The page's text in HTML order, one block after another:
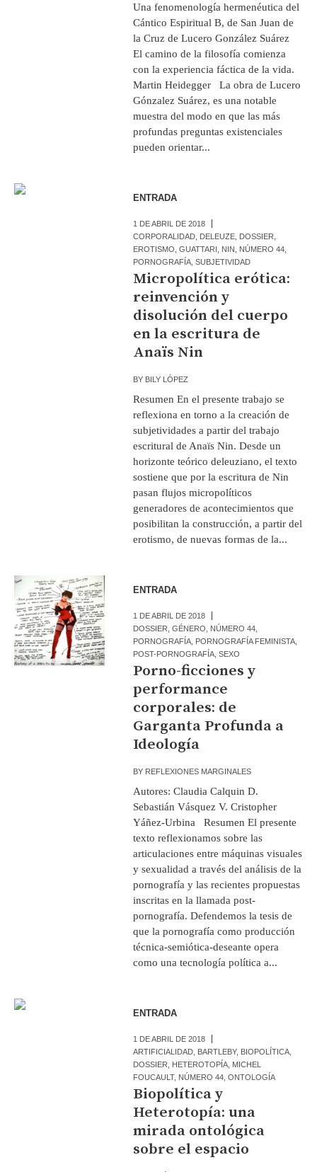
Una fenomenología hermenéutica del
Cántico Espiritual B, de San Juan de
la Cruz de Lucero González Suárez
El camino de la filosofía comienza
con la experiencia fáctica de la vida.
Martin Heidegger La obra de Lucero
Gónzalez Suárez, es una notable
muestra del modo en que las más
profundas preguntas existenciales
pueden orientar...
ENTRADA
1 DE ABRIL DE 2018
CORPORALIDAD DELEUZE DOSSIER
EROTISMO ,GUATTARI NIN NÚMERO 44
PORNOGRAFÍA ,SUBJETIVIDAD
Micropolítica erótica:
reinvención y
disolución del cuerpo
en la escritura de
Anaïs Nin
BY BILY LÓPEZ
Resumen En el presente trabajo se
reflexiona en torno a la creación de
subjetividades a partir del trabajo
escritural de Anaïs Nin. Desde un
horizonte teórico deleuziano, el texto
sostiene que por la escritura de Nin
pasan flujos micropolíticos
generadores de acontecimientos que
posibilitan la construcción, a partir del
erotismo, de nuevas formas de la...
ENTRADA
1 DE ABRIL DE 2018
DOSSIER ,GÉNERO NÚMERO 44
PORNOGRAFÍA PORNOGRAFÍA FEMINISTA
POST-PORNOGRAFÍA ,SEXO
Porno-ficciones y
performance
corporales: de
Garganta Profunda a
Ideología
BY REFLEXIONES MARGINALES
Autores: Claudia Calquin D.
Sebastián Vásquez V. Cristopher
Yáñez-Urbina Resumen El presente
texto reflexionamos sobre las
articulaciones entre máquinas visuales
y sexualidad a través del análisis de la
pornografía y las recientes propuestas
inscritas en la llamada post-
pornografía. Defendemos la tesis de
que la pornografía como producción
técnica-semiótica-deseante opera
como una tecnología política a...
ENTRADA
1 DE ABRIL DE 2018
ARTIFICIALIDAD BARTLEBY, BIOPOLÍTICA
DOSSIER
HETEROTOPÍA MICHEL
FOUCAULT, NÚMERO 44 ,ONTOLOGÍA
Biopolítica y
Heterotopía: una
mirada ontológica
sobre el espacio